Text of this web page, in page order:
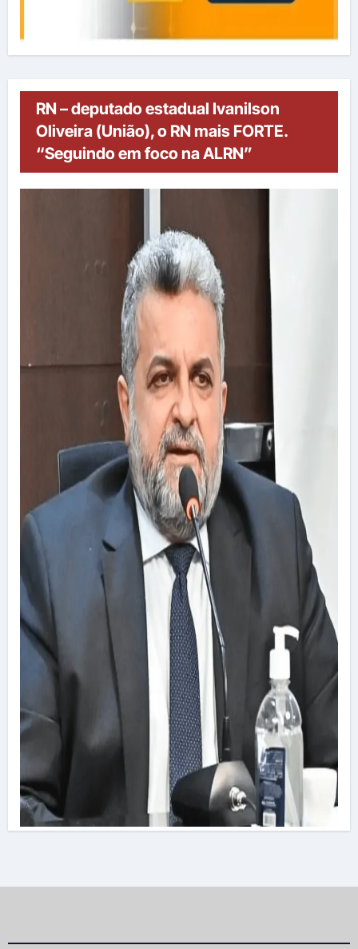
RN – deputado estadual Ivanilson
Oliveira (União), o RN mais FORTE.
“Seguindo em foco na ALRN”